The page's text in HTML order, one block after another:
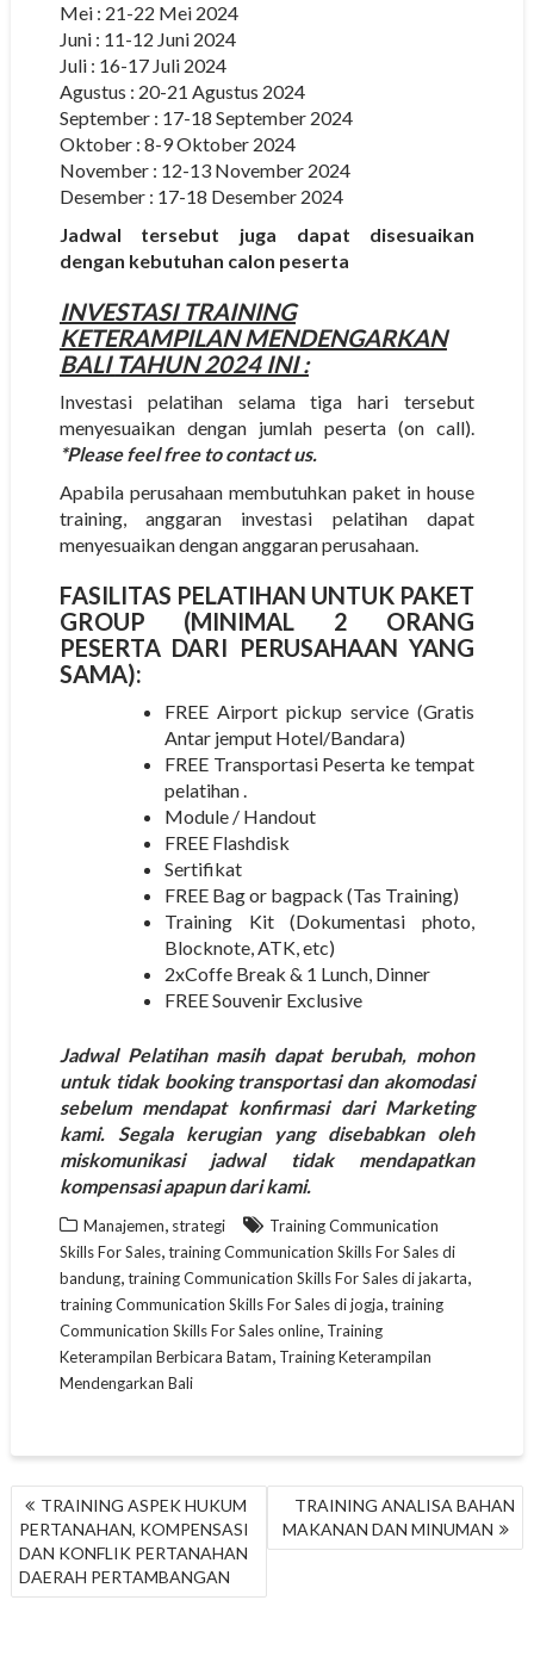
Mei : 21-22 Mei 2024
Juni : 11-12 Juni 2024
Juli : 16-17 Juli 2024
Agustus : 20-21 Agustus 2024
September : 17-18 September 2024
Oktober : 8-9 Oktober 2024
November : 12-13 November 2024
Desember : 17-18 Desember 2024
Jadwal tersebut juga dapat disesuaikan
dengan kebutuhan calon peserta
INVESTASI TRAINING
KETERAMPILAN MENDENGARKAN
BALI TAHUN 2024 INI :
Investasi pelatihan selama tiga hari tersebut
menyesuaikan dengan jumlah peserta (on call).
*Please feel free to contact us.
Apabila perusahaan membutuhkan paket in house
training, anggaran investasi pelatihan dapat
menyesuaikan dengan anggaran perusahaan.
FASILITAS PELATIHAN UNTUK PAKET
GROUP (MINIMAL 2 ORANG
PESERTA DARI PERUSAHAAN YANG
SAMA):
FREE Airport pickup service (Gratis
Antar jemput Hotel/Bandara)
FREE Transportasi Peserta ke tempat
pelatihan .
Module / Handout
FREE Flashdisk
Sertifikat
FREE Bag or bagpack (Tas Training)
Training Kit (Dokumentasi photo,
Blocknote, ATK, etc)
2xCoffe Break & 1 Lunch, Dinner
FREE Souvenir Exclusive
Jadwal Pelatihan masih dapat berubah, mohon
untuk tidak booking transportasi dan akomodasi
sebelum mendapat konfirmasi dari Marketing
kami. Segala kerugian yang disebabkan oleh
miskomunikasi jadwal tidak mendapatkan
kompensasi apapun dari kami.
Manajemen, strategi
Training Communication
Skills For Sales,training Communication Skills For Sales di
bandung,training Communication Skills For Sales di jakarta,
training Communication Skills For Sales di jogja,training
Communication Skills For Sales online, Training
Keterampilan Berbicara Batam, Training Keterampilan
Mendengarkan Bali
NAVIGASI
POS
TRAINING ASPEK HUKUM
PERTANAHAN, KOMPENSASI
DAN KONFLIK PERTANAHAN
DAERAH PERTAMBANGAN
TRAINING ANALISA BAHAN
MAKANAN DAN MINUMAN